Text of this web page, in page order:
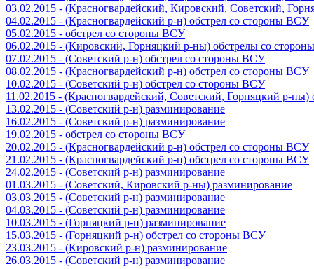
03.02.2015 - (Красногвардейский, Кировский, Советский,
04.02.2015 - (Красногвардейский р-н) обстрел со стороны ВСУ
05.02.2015 - обстрел со стороны ВСУ
06.02.2015 - (Кировский, Горняцкий р-ны) обстрелы со
07.02.2015 - (Советский р-н) обстрел со стороны ВСУ
08.02.2015 - (Красногвардейский р-н) обстрел со стороны ВСУ
10.02.2015 - (Советский р-н) обстрел со стороны ВСУ
11.02.2015 - (Красногвардейский, Советский, Горняцкий р-
13.02.2015 - (Советский р-н) разминирование
16.02.2015 - (Советский р-н) разминирование
19.02.2015 - обстрел со стороны ВСУ
20.02.2015 - (Красногвардейский р-н) обстрел со стороны ВСУ
21.02.2015 - (Красногвардейский р-н) обстрел со стороны ВСУ
24.02.2015 - (Советский р-н) разминирование
01.03.2015 - (Советский, Кировский р-ны) разминирование
03.03.2015 - (Советский р-н) разминирование
04.03.2015 - (Советский р-н) разминирование
10.03.2015 - (Горняцкий р-н) разминирование
15.03.2015 - (Горняцкий р-н) обстрел со стороны ВСУ
23.03.2015 - (Кировский р-н) разминирование
26.03.2015 - (Советский р-н) разминирование